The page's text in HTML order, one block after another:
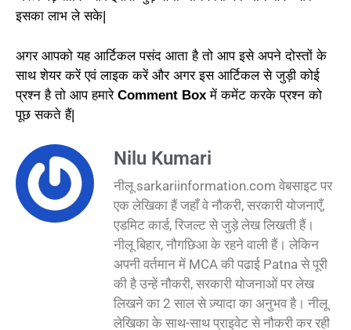
इसका लाभ ले सके|
अगर आपको यह आर्टिकल पसंद आता है तो आप इसे अपने दोस्तों के
साथ शेयर करें एवं लाइक करें और अगर इस आर्टिकल से जुड़ी कोई
प्रश्न है तो आप हमारे Comment Box में कमेंट करके प्रश्न को
पूछ सकते हैं|
Nilu Kumari
नीलू sarkariinformation.com वेबसाइट पर
एक लेखिका हैं जहाँ वे नौकरी, सरकारी योजनाएँ,
एडमिट कार्ड, रिजल्ट से जुड़े लेख लिखती हैं।
नीलू बिहार, नौगछिआ के रहने वाली हैं। लेकिन
अपनी वर्तमान में MCA की पढाई Patna से पूरी
की है उन्हें नौकरी, सरकारी योजनाओं पर लेख
लिखने का 2 साल से ज़्यादा का अनुभव है। नीलू
लेखिका के साथ-साथ प्राइवेट से नौकरी कर रही